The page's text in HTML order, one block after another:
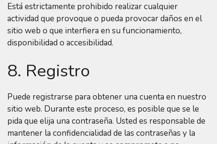
Está estrictamente prohibido realizar cualquier
actividad que provoque o pueda provocar daños en el
sitio web o que interfiera en su funcionamiento,
disponibilidad o accesibilidad.
8. Registro
Puede registrarse para obtener una cuenta en nuestro
sitio web. Durante este proceso, es posible que se le
pida que elija una contraseña. Usted es responsable de
mantener la confidencialidad de las contraseñas y la